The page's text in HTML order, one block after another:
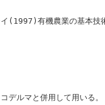
デルマと併用して用いる。